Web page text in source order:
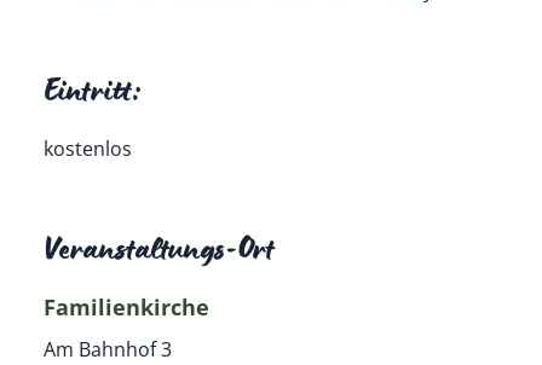
Eintritt:
kostenlos
Veranstaltungs-Ort
Familienkirche
Am Bahnhof 3